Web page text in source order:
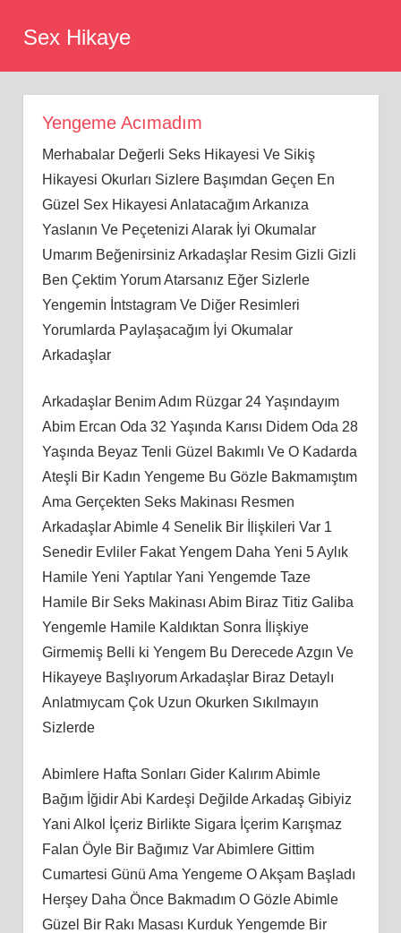
Sex Hikaye
Yengeme Acımadım
Merhabalar Değerli Seks Hikayesi Ve Sikiş
Hikayesi Okurları Sizlere Başımdan Geçen En
Güzel Sex Hikayesi Anlatacağım Arkanıza
Yaslanın Ve Peçetenizi Alarak İyi Okumalar
Umarım Beğenirsiniz Arkadaşlar Resim Gizli Gizli
Ben Çektim Yorum Atarsanız Eğer Sizlerle
Yengemin İntstagram Ve Diğer Resimleri
Yorumlarda Paylaşacağım İyi Okumalar
Arkadaşlar
Arkadaşlar Benim Adım Rüzgar 24 Yaşındayım
Abim Ercan Oda 32 Yaşında Karısı Didem Oda 28
Yaşında Beyaz Tenli Güzel Bakımlı Ve O Kadarda
Ateşli Bir Kadın Yengeme Bu Gözle Bakmamıştım
Ama Gerçekten Seks Makinası Resmen
Arkadaşlar Abimle 4 Senelik Bir İlişkileri Var 1
Senedir Evliler Fakat Yengem Daha Yeni 5 Aylık
Hamile Yeni Yaptılar Yani Yengemde Taze
Hamile Bir Seks Makinası Abim Biraz Titiz Galiba
Yengemle Hamile Kaldıktan Sonra İlişkiye
Girmemiş Belli ki Yengem Bu Derecede Azgın Ve
Hikayeye Başlıyorum Arkadaşlar Biraz Detaylı
Anlatmıycam Çok Uzun Okurken Sıkılmayın
Sizlerde
Abimlere Hafta Sonları Gider Kalırım Abimle
Bağım İğidir Abi Kardeşi Değilde Arkadaş Gibiyiz
Yani Alkol İçeriz Birlikte Sigara İçerim Karışmaz
Falan Öyle Bir Bağımız Var Abimlere Gittim
Cumartesi Günü Ama Yengeme O Akşam Başladı
Herşey Daha Önce Bakmadım O Gözle Abimle
Güzel Bir Rakı Masası Kurduk Yengemde Bir